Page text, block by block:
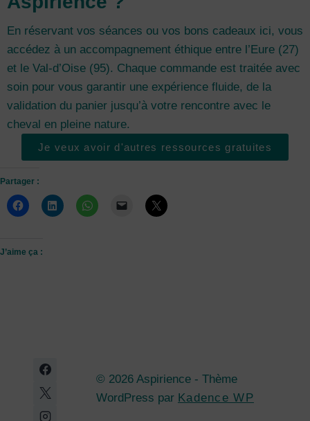
En réservant vos séances ou vos bons cadeaux ici, vous
accédez à un accompagnement éthique entre l’Eure (27)
et le Val-d’Oise (95). Chaque commande est traitée avec
soin pour vous garantir une expérience fluide, de la
validation du panier jusqu’à votre rencontre avec le
cheval en pleine nature.
Je veux avoir d'autres ressources gratuites
Partager :
J’aime ça :
© 2026 Aspirience - Thème
WordPress par Kadence WP